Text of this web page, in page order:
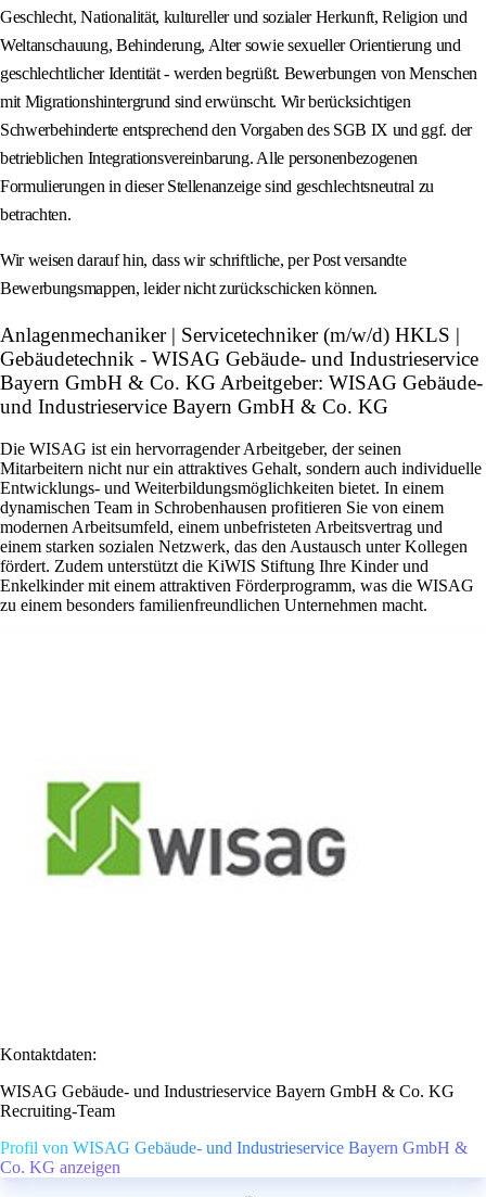
Geschlecht, Nationalität, kultureller und sozialer Herkunft, Religion und
Weltanschauung, Behinderung, Alter sowie sexueller Orientierung und
geschlechtlicher Identität - werden begrüßt. Bewerbungen von Menschen
mit Migrationshintergrund sind erwünscht. Wir berücksichtigen
Schwerbehinderte entsprechend den Vorgaben des SGB IX und ggf. der
betrieblichen Integrationsvereinbarung. Alle personenbezogenen
Formulierungen in dieser Stellenanzeige sind geschlechtsneutral zu
betrachten.
Wir weisen darauf hin, dass wir schriftliche, per Post versandte
Bewerbungsmappen, leider nicht zurückschicken können.
Anlagenmechaniker | Servicetechniker (m/w/d) HKLS |
Gebäudetechnik - WISAG Gebäude- und Industrieservice
Bayern GmbH & Co. KG Arbeitgeber: WISAG Gebäude-
und Industrieservice Bayern GmbH & Co. KG
Die WISAG ist ein hervorragender Arbeitgeber, der seinen
Mitarbeitern nicht nur ein attraktives Gehalt, sondern auch individuelle
Entwicklungs- und Weiterbildungsmöglichkeiten bietet. In einem
dynamischen Team in Schrobenhausen profitieren Sie von einem
modernen Arbeitsumfeld, einem unbefristeten Arbeitsvertrag und
einem starken sozialen Netzwerk, das den Austausch unter Kollegen
fördert. Zudem unterstützt die KiWIS Stiftung Ihre Kinder und
Enkelkinder mit einem attraktiven Förderprogramm, was die WISAG
zu einem besonders familienfreundlichen Unternehmen macht.
Kontaktdaten:
WISAG Gebäude- und Industrieservice Bayern GmbH & Co. KG
Recruiting-Team
Profil von WISAG Gebäude- und Industrieservice Bayern GmbH &
Co. KG anzeigen